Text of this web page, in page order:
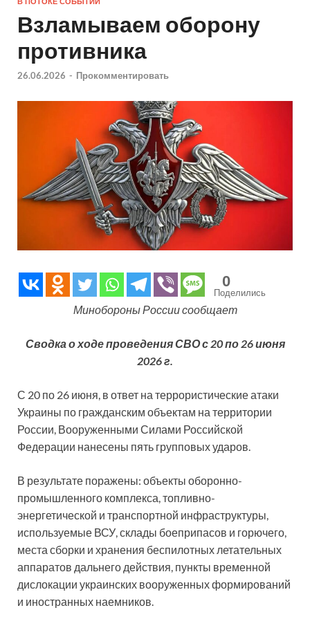
Взламываем оборону
противника
26.06.2026 - Прокомментировать
0
Поделились
Минобороны России сообщает
Сводка о ходе проведения СВО с 20 по 26 июня
2026 г.
С 20 по 26 июня, в ответ на террористические атаки
Украины по гражданским объектам на территории
России, Вооруженными Силами Российской
Федерации нанесены пять групповых ударов.
В результате поражены: объекты оборонно-
промышленного комплекса, топливно-
энергетической и транспортной инфраструктуры,
используемые ВСУ, склады боеприпасов и горючего,
места сборки и хранения беспилотных летательных
аппаратов дальнего действия, пункты временной
дислокации украинских вооруженных формирований
и иностранных наемников.